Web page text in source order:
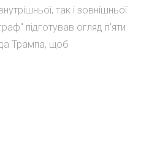
так і зовнішньої
підготував огляд п'яти
Трампа, щоб